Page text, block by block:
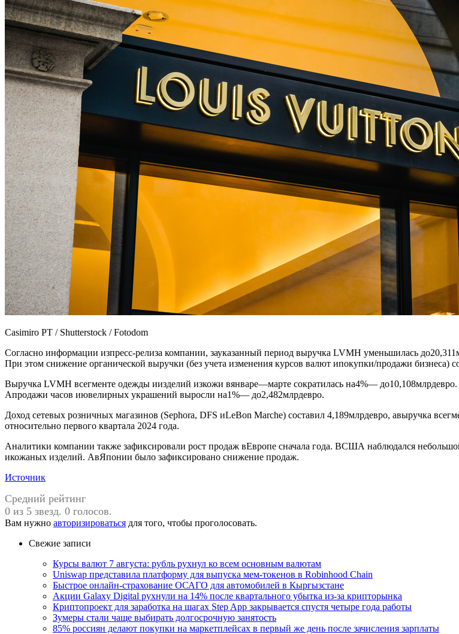
Casimiro PT / Shutterstock / Fotodom
Согласно информации изпресс-релиза компании, зауказанный период выручка LVMH уменьшилась
При этом снижение органической выручки (без учета изменения курсов валют ипокупки/продажи бизнеса)
Выручка LVMH всегменте одежды иизделий изкожи вянваре—марте сократилась на4%— до10,108млрдевро.
Апродажи часов иювелирных украшений выросли на1%— до2,482млрдевро.
Доход сетевых розничных магазинов (Sephora, DFS иLeBon Marche) составил 4,189млрдевро, авыручка
относительно первого квартала 2024 года.
Аналитики компании также зафиксировали рост продаж вЕвропе сначала года. ВСША наблюдался
икожаных изделий. АвЯпонии было зафиксировано снижение продаж.
Источник
Средний рейтинг
0 из 5 звезд. 0 голосов.
Вам нужно авторизироваться для того, чтобы проголосовать.
Свежие записи
Курсы валют 7 августа: рубль рухнул ко всем основным валютам
Uniswap представила платформу для выпуска мем-токенов в Robinhood Chain
Быстрое онлайн-страхование ОСАГО для автомобилей в Кыргызстане
Акции Galaxy Digital рухнули на 14% после квартального убытка из-за крипторынка
Криптопроект для заработка на шагах Step App закрывается спустя четыре года работы
Зумеры стали чаще выбирать долгосрочную занятость
85% россиян делают покупки на маркетплейсах в первый же день после зачисления зарплаты